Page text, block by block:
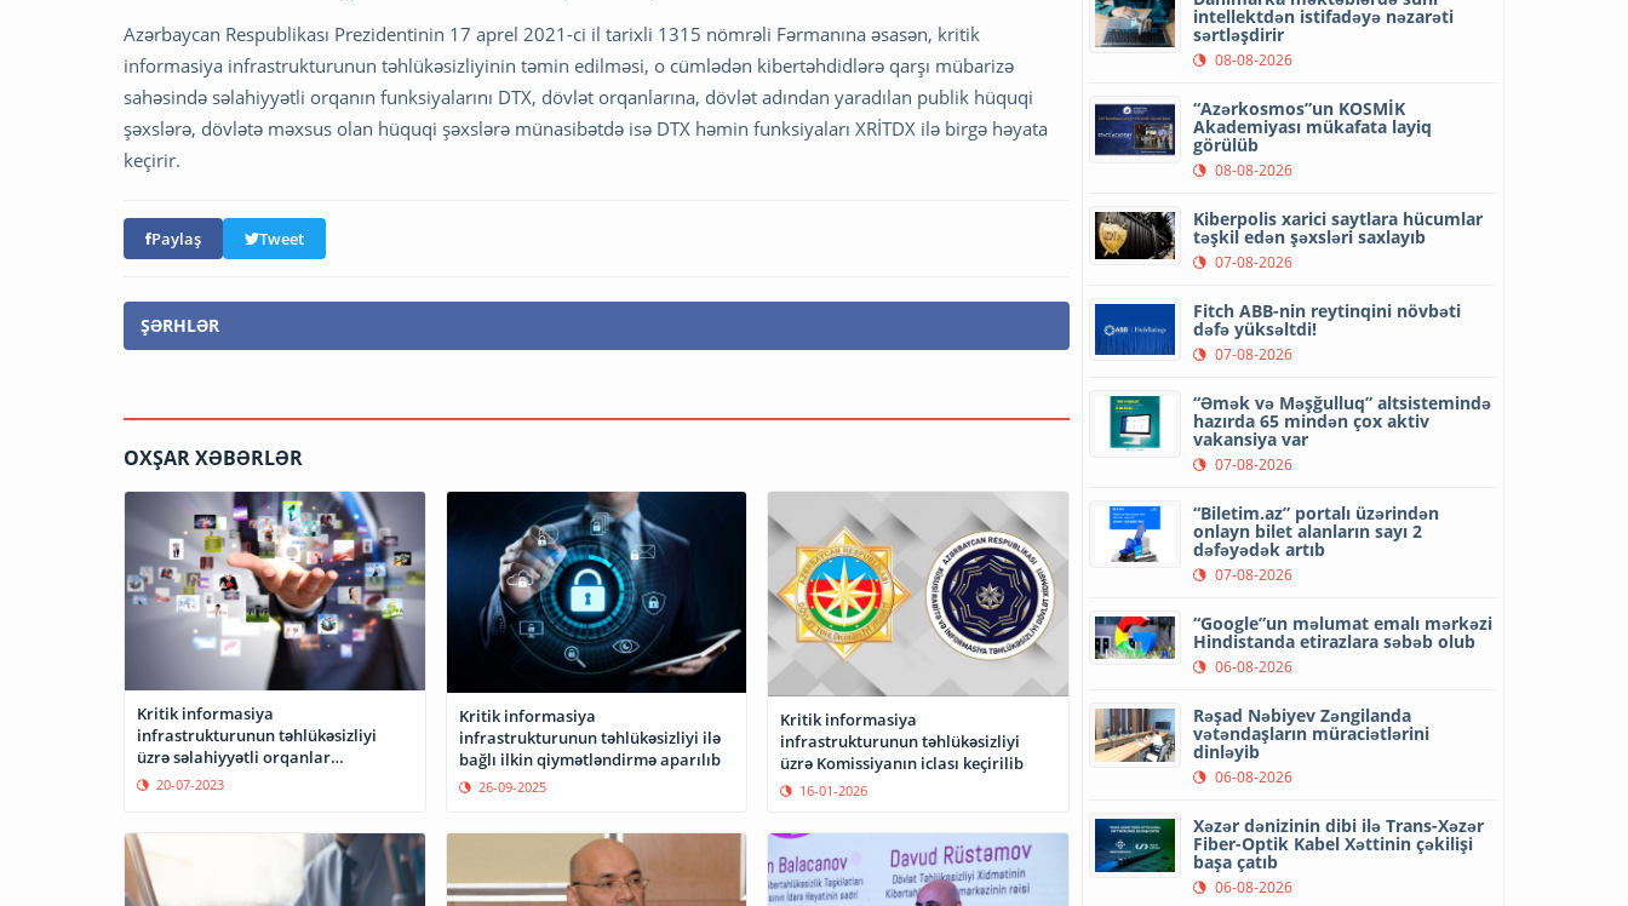
Azərbaycan Respublikası Prezidentinin 17 aprel 2021-ci il tarixli 1315 nömrəli Fərmanına əsasən, kritik
informasiya infrastrukturunun təhlükəsizliyinin təmin edilməsi, o cümlədən kibertəhdidlərə qarşı mübarizə
sahəsində səlahiyyətli orqanın funksiyalarını DTX, dövlət orqanlarına, dövlət adından yaradılan publik hüquqi
şəxslərə, dövlətə məxsus olan hüquqi şəxslərə münasibətdə isə DTX həmin funksiyaları XRİTDX ilə birgə həyata
keçirir.
Paylaş Tweet
ŞƏRHLƏR
OXŞAR XƏBƏRLƏR
Kritik informasiya
infrastrukturunun təhlükəsizliyi
üzrə səlahiyyətli orqanlar
müəyyənləşib
20-07-2023
Kritik informasiya
infrastrukturunun təhlükəsizliyi ilə
bağlı ilkin qiymətləndirmə aparılıb
26-09-2025
Kritik informasiya
infrastrukturunun təhlükəsizliyi
üzrə Komissiyanın iclası keçirilib
16-01-2026
intellektdən istifadəyə nəzarəti
sərtləşdirir
08-08-2026
“Azərkosmos”un KOSMİK
Akademiyası mükafata layiq
görülüb
08-08-2026
Kiberpolis xarici saytlara hücumlar
təşkil edən şəxsləri saxlayıb
07-08-2026
Fitch ABB-nin reytinqini növbəti
dəfə yüksəltdi!
07-08-2026
“Əmək və Məşğulluq” altsistemində
hazırda 65 mindən çox aktiv
vakansiya var
07-08-2026
“Biletim.az” portalı üzərindən
onlayn bilet alanların sayı 2
dəfəyədək artıb
07-08-2026
“Google”un məlumat emalı mərkəzi
Hindistanda etirazlara səbəb olub
06-08-2026
Rəşad Nəbiyev Zəngilanda
vətəndaşların müraciətlərini
dinləyib
06-08-2026
Xəzər dənizinin dibi ilə Trans-Xəzər
Fiber-Optik Kabel Xəttinin çəkilişi
başa çatıb
06-08-2026